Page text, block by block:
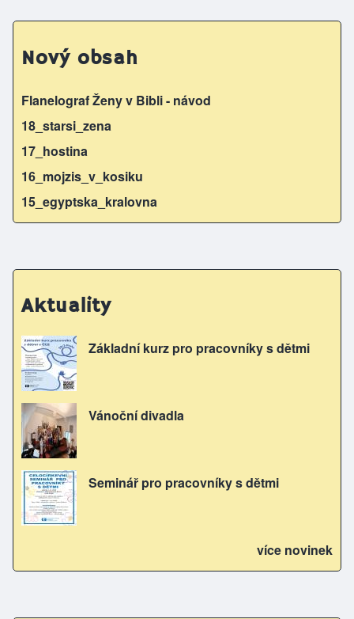
Nový obsah
Flanelograf Ženy v Bibli - návod
18_starsi_zena
17_hostina
16_mojzis_v_kosiku
15_egyptska_kralovna
Aktuality
Základní kurz pro pracovníky s dětmi
Vánoční divadla
Seminář pro pracovníky s dětmi
více novinek